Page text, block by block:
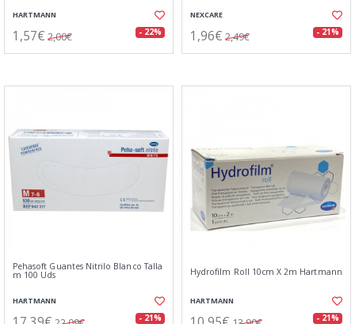
HARTMANN
1,57€ 2,00€ - 22%
NEXCARE
1,96€ 2,49€ - 21%
Pehasoft Guantes Nitrilo Blanco Talla
m 100 Uds
HARTMANN
- 21%
Hydrofilm Roll 10cm X 2m Hartmann
HARTMANN
- 21%